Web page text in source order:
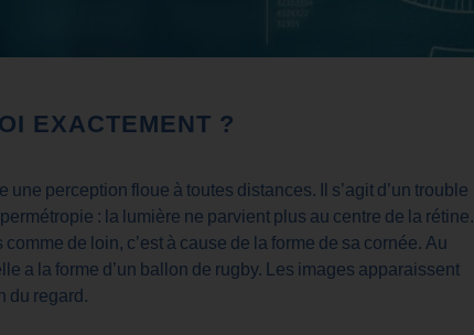
EXACTEMENT ?
perception floue à toutes distances. Il s’agit d’un trouble
: la lumière ne parvient plus au centre de la rétine.
de loin, c’est à cause de la forme de sa cornée. Au
a la forme d’un ballon de rugby. Les images apparaissent
du regard.